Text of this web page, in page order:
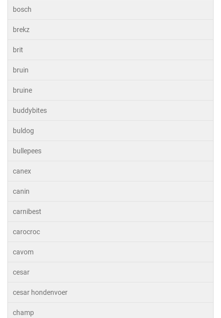
bosch
brekz
brit
bruin
bruine
buddybites
buldog
bullepees
canex
canin
carnibest
carocroc
cavom
cesar
cesar hondenvoer
champ